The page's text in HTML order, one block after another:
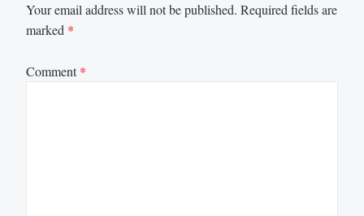
Your email address will not be published. Required fields are
marked *
Comment*